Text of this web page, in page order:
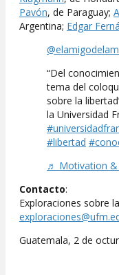
Pavón, de Paraguay;
Argentina; Edgar
“Del
tema del
sobre la
la Universidad
#libertad
♬ Motivation &
Contacto:
Exploraciones sobre
Guatemala, 2 de